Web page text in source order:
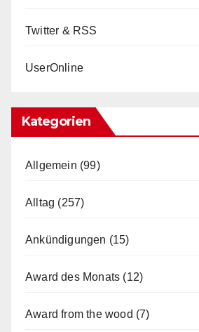
Twitter & RSS
UserOnline
Kategorien
Allgemein (99)
Alltag (257)
Ankündigungen (15)
Award des Monats (12)
Award from the wood (7)